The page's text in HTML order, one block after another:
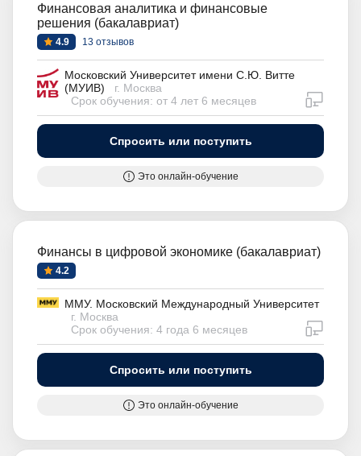
Финансовая аналитика и финансовые
решения (бакалавриат)
4.9 13 отзывов
Московский Университет имени С.Ю. Витте
(МУИВ)
г. Москва
Срок обучения: от 4 лет 6 месяцев
Спросить или поступить
Это онлайн-обучение
Финансы в цифровой экономике (бакалавриат)
4.2
ММУ. Московский Международный Университет
г. Москва
Срок обучения: 4 года 6 месяцев
Спросить или поступить
Это онлайн-обучение